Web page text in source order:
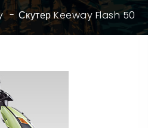
Скутер Keeway Flash 50